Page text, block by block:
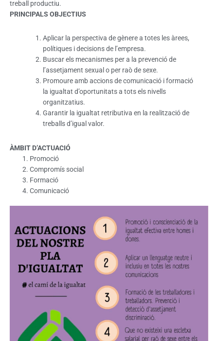
treball productiu.
PRINCIPALS OBJECTIUS
Aplicar la perspectiva de gènere a totes les àrees,
polítiques i decisions de l’empresa.
Buscar els mecanismes per a la prevenció de
l’assetjament sexual o per raò de sexe.
Promoure amb accions de comunicació i formació
la igualtat d’oportunitats a tots els nivells
organitzatius.
Garantir la igualtat retributiva en la realització de
treballs d’igual valor.
ÀMBIT D’ACTUACIÓ
Promoció
Compromís social
Formació
Comunicació